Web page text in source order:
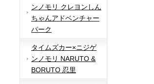
ンノモリ クレヨンしん
ちゃんアドベンチャー
パーク
タイムズカー×ニジゲ
ンノモリ NARUTO &
BORUTO 忍里